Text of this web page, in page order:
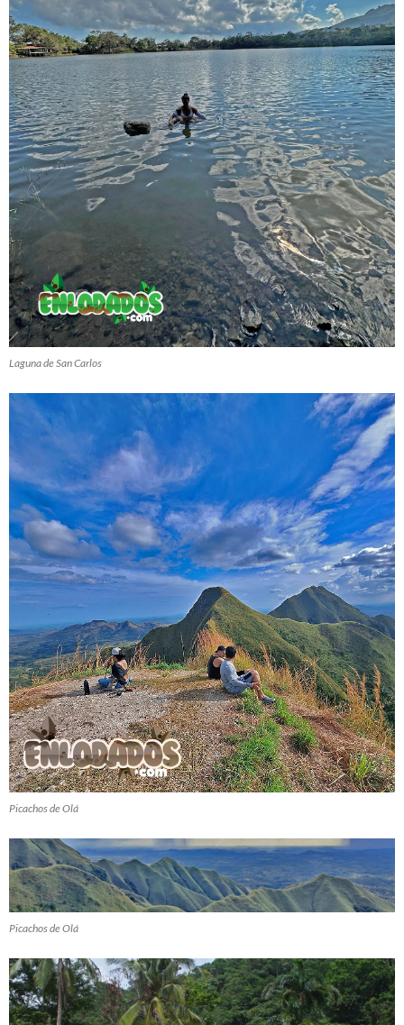
Laguna de San Carlos
Picachos de Olá
Picachos de Olá